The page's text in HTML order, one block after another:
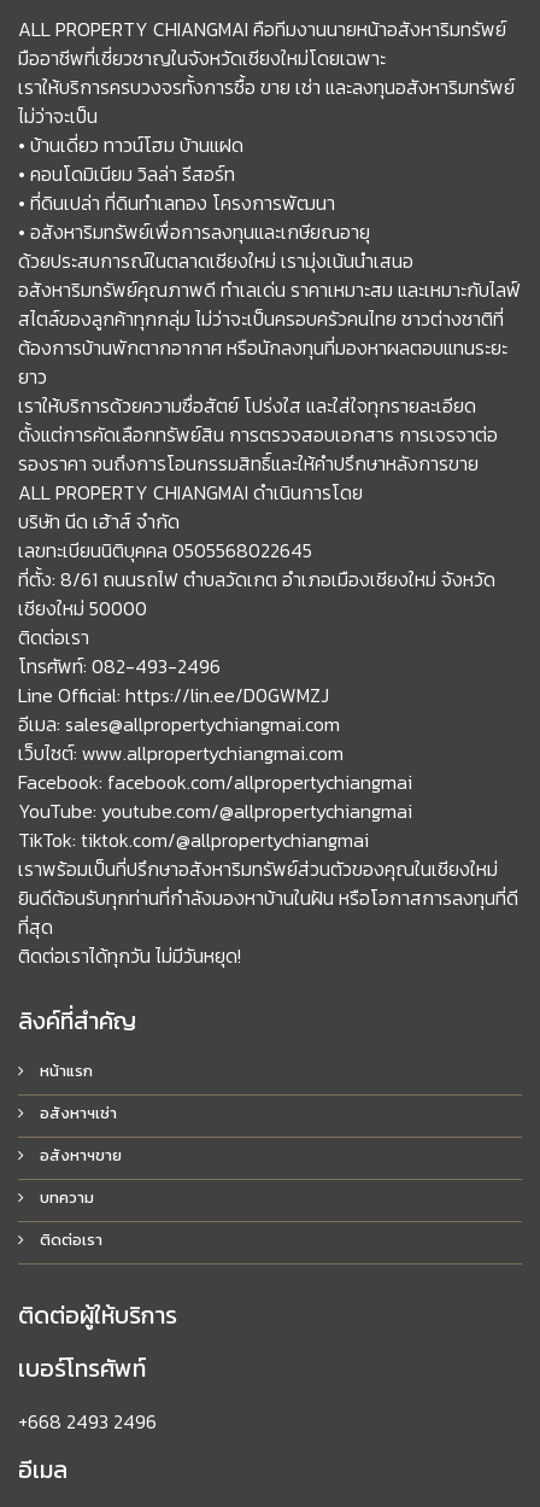
ALL PROPERTY CHIANGMAI คือทีมงานนายหน้าอสังหาริมทรัพย์
มืออาชีพที่เชี่ยวชาญในจังหวัดเชียงใหม่โดยเฉพาะ
เราให้บริการครบวงจรทั้งการซื้อ ขาย เช่า และลงทุนอสังหาริมทรัพย์
ไม่ว่าจะเป็น
• บ้านเดี่ยว ทาวน์โฮม บ้านแฝด
• คอนโดมิเนียม วิลล่า รีสอร์ท
• ที่ดินเปล่า ที่ดินทำเลทอง โครงการพัฒนา
• อสังหาริมทรัพย์เพื่อการลงทุนและเกษียณอายุ
ด้วยประสบการณ์ในตลาดเชียงใหม่ เรามุ่งเน้นนำเสนอ
อสังหาริมทรัพย์คุณภาพดี ทำเลเด่น ราคาเหมาะสม และเหมาะกับไลฟ์
สไตล์ของลูกค้าทุกกลุ่ม ไม่ว่าจะเป็นครอบครัวคนไทย ชาวต่างชาติที่
ต้องการบ้านพักตากอากาศ หรือนักลงทุนที่มองหาผลตอบแทนระยะ
ยาว
เราให้บริการด้วยความซื่อสัตย์ โปร่งใส และใส่ใจทุกรายละเอียด
ตั้งแต่การคัดเลือกทรัพย์สิน การตรวจสอบเอกสาร การเจรจาต่อ
รองราคา จนถึงการโอนกรรมสิทธิ์และให้คำปรึกษาหลังการขาย
ALL PROPERTY CHIANGMAI ดำเนินการโดย
บริษัท นีด เฮ้าส์ จำกัด
เลขทะเบียนนิติบุคคล 0505568022645
ที่ตั้ง: 8/61 ถนนรถไฟ ตำบลวัดเกต อำเภอเมืองเชียงใหม่ จังหวัด
เชียงใหม่ 50000
ติดต่อเรา
โทรศัพท์: 082-493-2496
Line Official: https://lin.ee/D0GWMZJ
อีเมล: sales@allpropertychiangmai.com
เว็บไซต์: www.allpropertychiangmai.com
Facebook: facebook.com/allpropertychiangmai
YouTube: youtube.com/@allpropertychiangmai
TikTok: tiktok.com/@allpropertychiangmai
เราพร้อมเป็นที่ปรึกษาอสังหาริมทรัพย์ส่วนตัวของคุณในเชียงใหม่
ยินดีต้อนรับทุกท่านที่กำลังมองหาบ้านในฝัน หรือโอกาสการลงทุนที่ดี
ที่สุด
ติดต่อเราได้ทุกวัน ไม่มีวันหยุด!
ลิงค์ที่สำคัญ
หน้าแรก
อสังหาฯเช่า
อสังหาฯขาย
บทความ
ติดต่อเรา
ติดต่อผู้ให้บริการ
เบอร์โทรศัพท์
+668 2493 2496
อีเมล